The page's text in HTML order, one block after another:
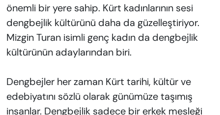
önemli bir yere sahip. Kürt kadınlarının sesi
dengbejlik kültürünü daha da güzelleştiriyor.
Mizgin Turan isimli genç kadın da dengbejlik
kültürünün adaylarından biri.
Dengbejler her zaman Kürt tarihi, kültür ve
edebiyatını sözlü olarak günümüze taşımış
insanlar. Dengbejlik sadece bir erkek mesleği
VAN VE DİYARBAKIR HABERLERİ